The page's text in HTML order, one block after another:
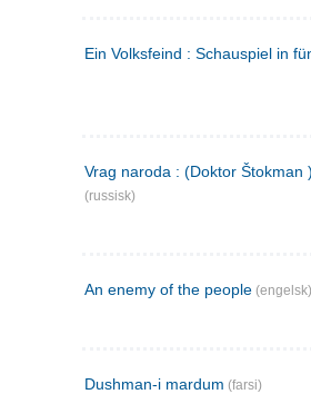
Ein Volksfeind : Schauspiel in
Vrag naroda : (Doktor Štokman
(russisk)
An enemy of the people (engelsk)
Dushman-i mardum (farsi)